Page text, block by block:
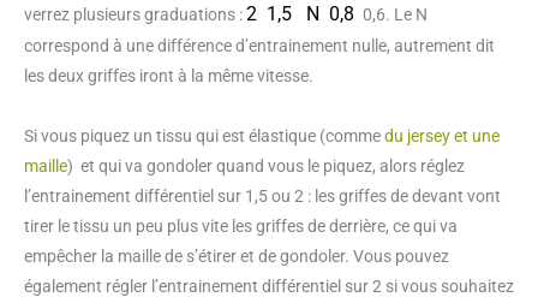
verrez plusieurs graduations :2 1,5 N 0,8 0,6. Le N
correspond à une différence d’entrainement nulle, autrement dit
les deux griffes iront à la même vitesse.
Si vous piquez un tissu qui est élastique (commedu jersey et une
maille) et qui va gondoler quand vous le piquez, alors réglez
l’entrainement différentiel sur 1,5 ou 2 : les griffes de devant vont
tirer le tissu un peu plus vite les griffes de derrière, ce qui va
empêcher la maille de s’étirer et de gondoler. Vous pouvez
également régler l’entrainement différentiel sur 2 si vous souhaitez